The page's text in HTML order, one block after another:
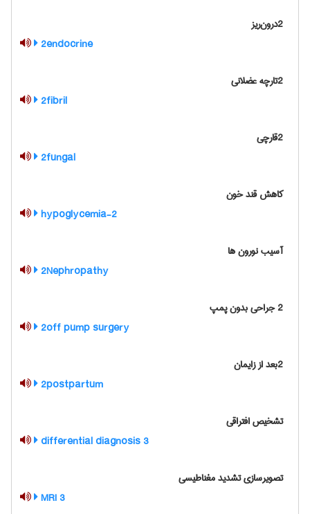
2درون‌ریز
2endocrine
2تارچه عضلانی
2fibril
2قارچی
2fungal
کاهش قند خون
2-hypoglycemia
آسیب نورون ها
2Nephropathy
2 جراحی بدون پمپ
2off pump surgery
2بعد از زایمان
2postpartum
تشخیص افتراقی
3 differential diagnosis
تصویرسازی تشدید مغناطیسی
3 MRI